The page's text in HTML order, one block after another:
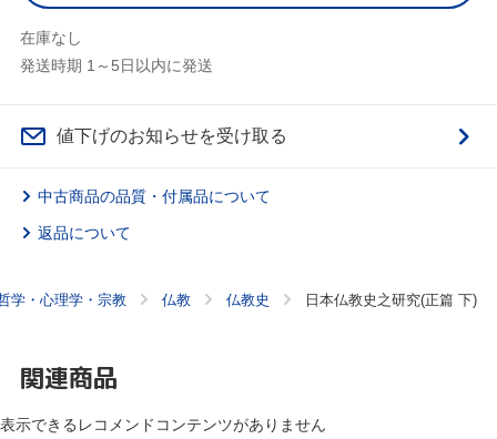
在庫なし
発送時期 1～5日以内に発送
値下げのお知らせを受け取る
中古商品の品質・付属品について
返品について
学・心理学・宗教 仏教 仏教史 日本仏教史之研究(正篇 下)
関連商品
表示できるレコメンドコンテンツがありません